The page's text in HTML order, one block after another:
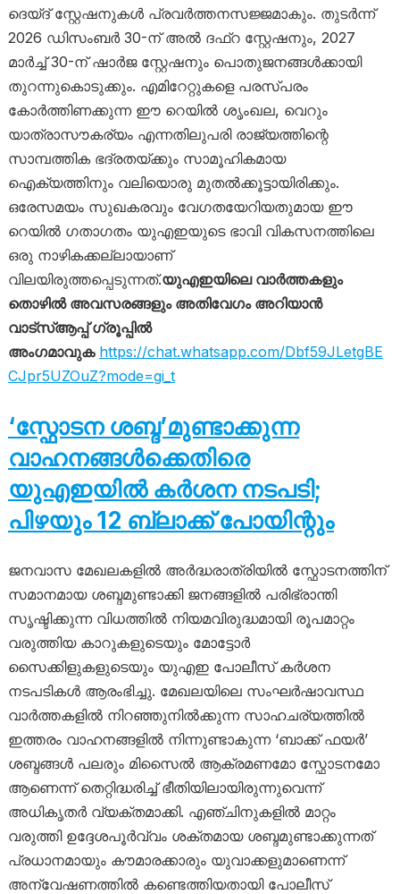
ദെയ്ദ് സ്റ്റേഷനുകൾ പ്രവർത്തനസജ്ജമാകും. തുടർന്ന്
2026 ഡിസംബർ 30-ന് അൽ ദഫ്റ സ്റ്റേഷനും, 2027
മാർച്ച് 30-ന് ഷാർജ സ്റ്റേഷനും പൊതുജനങ്ങൾക്കായി
തുറന്നുകൊടുക്കും. എമിറേറ്റുകളെ പരസ്പരം
കോർത്തിണക്കുന്ന ഈ റെയിൽ ശൃംഖല, വെറും
യാത്രാസൗകര്യം എന്നതിലുപരി രാജ്യത്തിന്റെ
സാമ്പത്തിക ഭദ്രതയ്ക്കും സാമൂഹികമായ
ഐക്യത്തിനും വലിയൊരു മുതൽക്കൂട്ടായിരിക്കും.
ഒരേസമയം സുഖകരവും വേഗതയേറിയതുമായ ഈ
റെയിൽ ഗതാഗതം യുഎഇയുടെ ഭാവി വികസനത്തിലെ
ഒരു നാഴികക്കല്ലായാണ്
വിലയിരുത്തപ്പെടുന്നത്.യുഎഇയിലെ വാർത്തകളും
തൊഴിൽ അവസരങ്ങളും അതിവേഗം അറിയാൻ
വാട്സ്ആപ്പ് ഗ്രൂപ്പിൽ
അംഗമാവുക https://chat.whatsapp.com/Dbf59JLetgBE
CJpr5UZOuZ?mode=gi_t
‘സ്ഫോടന ശബ്ദ’മുണ്ടാക്കുന്ന
വാഹനങ്ങൾക്കെതിരെ
യുഎഇയിൽ കർശന നടപടി;
പിഴയും 12 ബ്ലാക്ക് പോയിന്റും
ജനവാസ മേഖലകളിൽ അർദ്ധരാത്രിയിൽ സ്ഫോടനത്തിന്
സമാനമായ ശബ്ദമുണ്ടാക്കി ജനങ്ങളിൽ പരിഭ്രാന്തി
സൃഷ്ടിക്കുന്ന വിധത്തിൽ നിയമവിരുദ്ധമായി രൂപമാറ്റം
വരുത്തിയ കാറുകളുടെയും മോട്ടോർ
സൈക്കിളുകളുടെയും യുഎഇ പോലീസ് കർശന
നടപടികൾ ആരംഭിച്ചു. മേഖലയിലെ സംഘർഷാവസ്ഥ
വാർത്തകളിൽ നിറഞ്ഞുനിൽക്കുന്ന സാഹചര്യത്തിൽ
ഇത്തരം വാഹനങ്ങളിൽ നിന്നുണ്ടാകുന്ന ‘ബാക്ക് ഫയർ’
ശബ്ദങ്ങൾ പലരും മിസൈൽ ആക്രമണമോ സ്ഫോടനമോ
ആണെന്ന് തെറ്റിദ്ധരിച്ച് ഭീതിയിലായിരുന്നുവെന്ന്
അധികൃതർ വ്യക്തമാക്കി. എഞ്ചിനുകളിൽ മാറ്റം
വരുത്തി ഉദ്ദേശപൂർവ്വം ശക്തമായ ശബ്ദമുണ്ടാക്കുന്നത്
പ്രധാനമായും കൗമാരക്കാരും യുവാക്കളുമാണെന്ന്
അന്വേഷണത്തിൽ കണ്ടെത്തിയതായി പോലീസ്